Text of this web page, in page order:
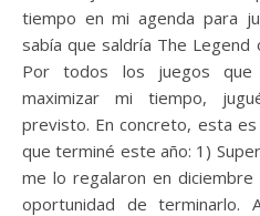
tiempo en mi agenda para
sabía que saldría The
Por todos los juegos
maximizar mi tiempo,
previsto. En concreto, esta
que terminé este año: 1)
me lo regalaron en
oportunidad de terminarlo.